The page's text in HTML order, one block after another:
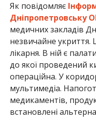
Як повідомляє
Дніпропетровську
медичних закладів
незвичайне укриття.
лікарня. В ній є
до якої проведений
операційна. У
мультимедіа.
медикаментів,
встановлені